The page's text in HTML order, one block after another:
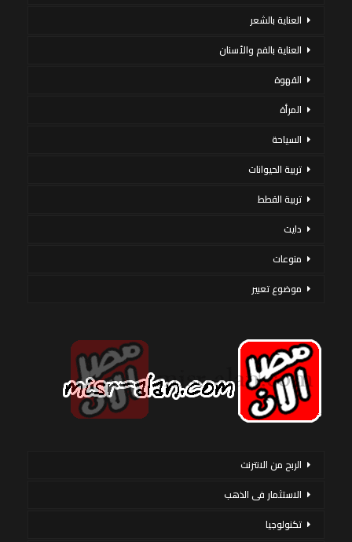
العناية بالشعر
العناية بالفم والأسنان
القهوة
المرأة
السياحة
تربية الحيوانات
تربية القطط
دايت
منوعات
موضوع تعبير
الربح من الانترنت
الاستثمار فى الذهب
تكنولوجيا